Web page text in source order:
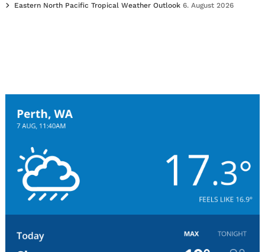
Eastern North Pacific Tropical Weather Outlook 6. August 2026